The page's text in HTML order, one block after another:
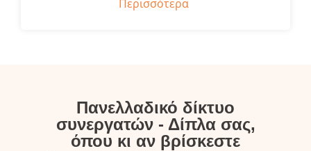
Περισσότερα
Πανελλαδικό δίκτυο
συνεργατών - Δίπλα σας,
όπου κι αν βρίσκεστε